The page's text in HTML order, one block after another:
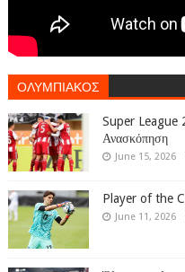
ΟΛΥΜΠΙΑΚΟΣ
Super League
Ανασκόπηση
June 15, 2026
Player of the
June 11, 2026